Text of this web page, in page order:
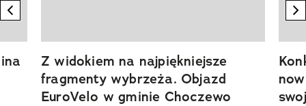
previous element
Z widokiem na najpiękniejsze
fragmenty wybrzeża. Objazd
EuroVelo w gminie Choczewo